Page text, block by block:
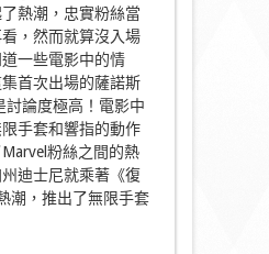
了熱潮，忠實粉絲當
，然而就算沒入場
一些電影中的情
首次出場的薩諾斯
討論度極高！電影中
手套和響指的動作
粉絲之間的熱
迪士尼就乘著《復
潮，推出了無限手套